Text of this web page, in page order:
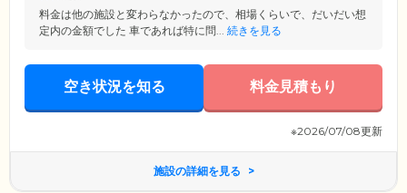
料金は他の施設と変わらなかったので、相場くらいで、だいだい想
定内の金額でした 車であれば特に問... 続きを見る
空き状況を知る 料金見積もり
※2026/07/08更新
施設の詳細を見る